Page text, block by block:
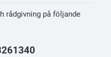
rådgivning på följande